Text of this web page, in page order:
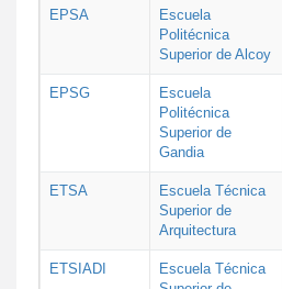
EPSA
Escuela
Politécnica
Superior de Alcoy
EPSG
Escuela
Politécnica
Superior de
Gandia
ETSA
Escuela Técnica
Superior de
Arquitectura
ETSIADI
Escuela Técnica